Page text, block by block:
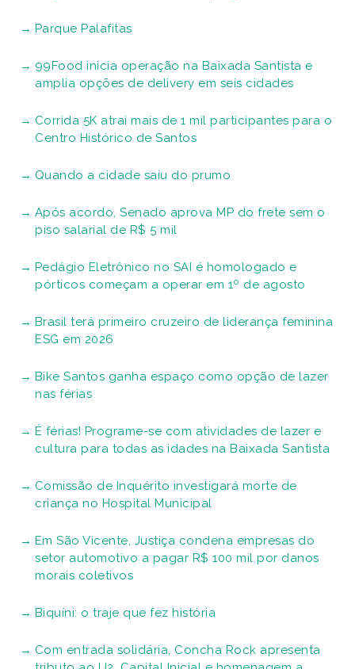
Parque Palafitas
99Food inicia operação na Baixada Santista e
amplia opções de delivery em seis cidades
Corrida 5K atrai mais de 1 mil participantes para o
Centro Histórico de Santos
Quando a cidade saiu do prumo
Após acordo, Senado aprova MP do frete sem o
piso salarial de R$ 5 mil
Pedágio Eletrônico no SAI é homologado e
pórticos começam a operar em 1º de agosto
Brasil terá primeiro cruzeiro de liderança feminina
ESG em 2026
Bike Santos ganha espaço como opção de lazer
nas férias
É férias! Programe-se com atividades de lazer e
cultura para todas as idades na Baixada Santista
Comissão de Inquérito investigará morte de
criança no Hospital Municipal
Em São Vicente, Justiça condena empresas do
setor automotivo a pagar R$ 100 mil por danos
morais coletivos
Biquíni: o traje que fez história
Com entrada solidária, Concha Rock apresenta